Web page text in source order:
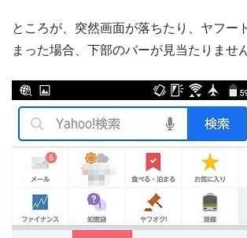
ところが、突然画面が落ちたり、ヤフー
まった場合、下部のバーが見当たりません